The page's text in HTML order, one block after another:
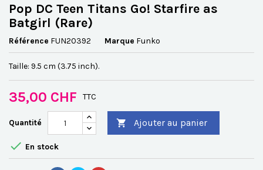
Pop DC Teen Titans Go! Starfire as
Batgirl (Rare)
Référence FUN20392 Marque Funko
Taille: 9.5 cm (3.75 inch).
35,00 CHF TTC
Quantité  Ajouter au panier
 En stock